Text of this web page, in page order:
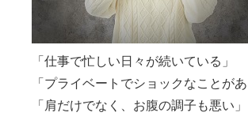
「仕事で忙しい日々が続いている」
「プライベートでショックなことがあ
「肩だけでなく、お腹の調子も悪い」